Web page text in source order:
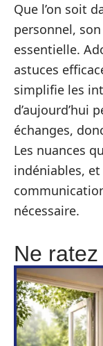
Que l’on soit
personnel,
essentielle.
astuces
simplifie les
d’aujourd’hui
échanges,
Les nuances
indéniables,
nécessaire.
Ne